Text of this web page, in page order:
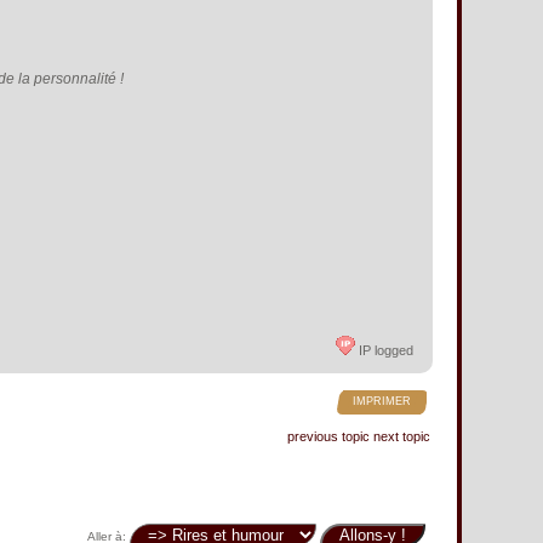
la personnalité !
IP logged
IMPRIMER
previous topic next topic
Aller à: